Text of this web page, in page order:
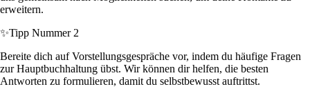
erweitern.
✨Tipp Nummer 2
Bereite dich auf Vorstellungsgespräche vor, indem du häufige Fragen
zur Hauptbuchhaltung übst. Wir können dir helfen, die besten
Antworten zu formulieren, damit du selbstbewusst auftrittst.